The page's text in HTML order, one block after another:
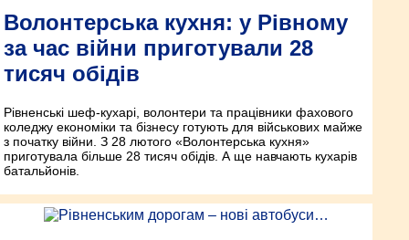
Волонтерська кухня: у Рівному
за час війни приготували 28
тисяч обідів
Рівненські шеф-кухарі, волонтери та працівники фахового
коледжу економіки та бізнесу готують для військових майже
з початку війни. З 28 лютого «Волонтерська кухня»
приготувала більше 28 тисяч обідів. А ще навчають кухарів
батальйонів.